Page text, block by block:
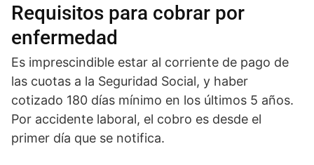
Requisitos para cobrar por
enfermedad
Es imprescindible estar al corriente de pago de
las cuotas a la Seguridad Social, y haber
cotizado 180 días mínimo en los últimos 5 años.
Por accidente laboral, el cobro es desde el
primer día que se notifica.